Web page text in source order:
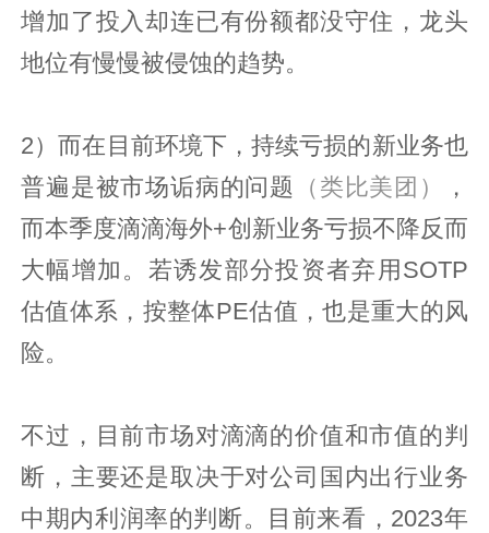
增加了投入却连已有份额都没守住，龙头
地位有慢慢被侵蚀的趋势。
2）而在目前环境下，持续亏损的新业务也
普遍是被市场诟病的问题
（类比美团）
，
而本季度滴滴海外+创新业务亏损不降反而
大幅增加。若诱发部分投资者弃用SOTP
估值体系，按整体PE估值，也是重大的风
险。
不过，目前市场对滴滴的价值和市值的判
断，主要还是取决于对公司国内出行业务
中期内利润率的判断。目前来看，2023年